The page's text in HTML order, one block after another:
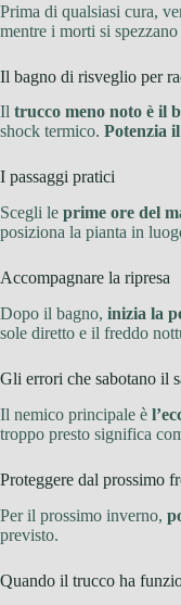
Prima di qualsiasi cura,
mentre i morti si
Il bagno di risveglio per
Il trucco meno noto è il
shock termico. Potenzia
I passaggi pratici
Scegli le prime ore del
posiziona la pianta in
Accompagnare la ripresa
Dopo il bagno, inizia la
sole diretto e il freddo
Gli errori che sabotano il
Il nemico principale è
troppo presto significa
Proteggere dal prossimo
Per il prossimo inverno,
previsto.
Quando il trucco ha